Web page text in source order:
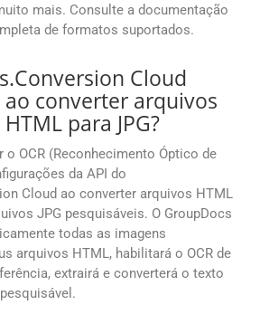
mais. Consulte a documentação
de formatos suportados.
Cloud
ao converter arquivos
para JPG?
o OCR (Reconhecimento Óptico de
da API do
Cloud ao converter arquivos HTML
JPG pesquisáveis. O GroupDocs
todas as imagens
arquivos HTML, habilitará o OCR de
extrairá e converterá o texto